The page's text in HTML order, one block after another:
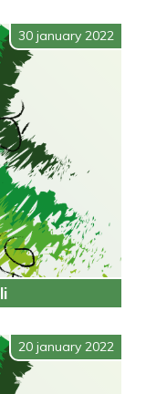
30 january 2022
20 january 2022